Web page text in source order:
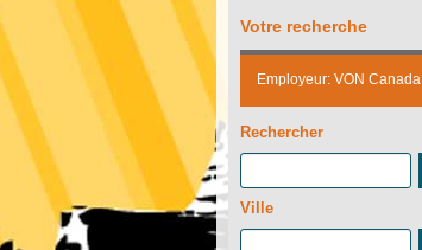
Votre recherche
Employeur: VON Canada
Rechercher
Ville